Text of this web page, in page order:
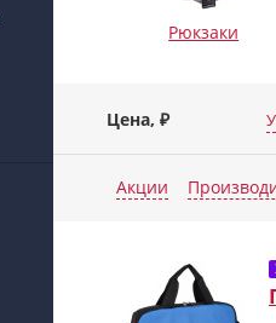
Рюкзаки
Цена, ₽
Акции